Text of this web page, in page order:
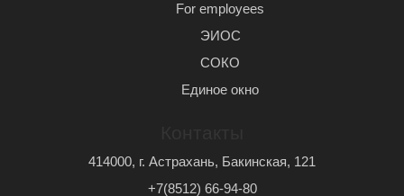
For employees
ЭИОС
СОКО
Единое окно
414000, г. Астрахань, Бакинская, 121
+7(8512) 66-94-80